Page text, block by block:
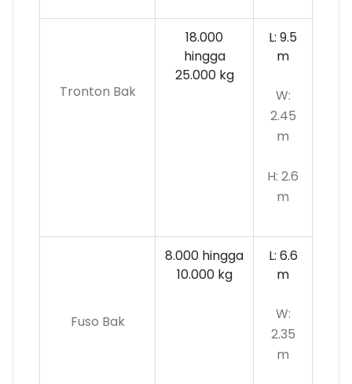
Tronton Bak
18.000
hingga
25.000 kg
L: 9.5
m
W:
2.45
m
H: 2.6
m
Fuso Bak
8.000 hingga
10.000kg
L: 6.6
m
W:
2.35
m